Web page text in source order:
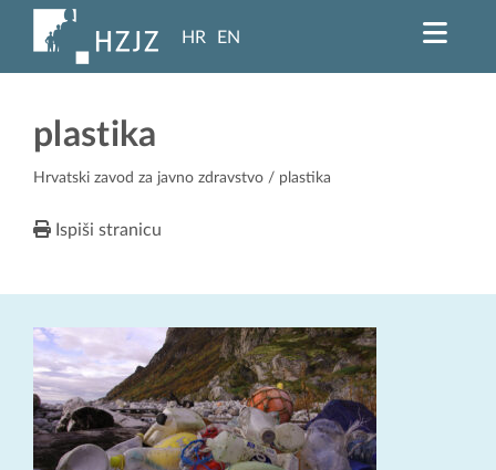
HR EN
plastika
Hrvatski zavod za javno zdravstvo / plastika
Ispiši stranicu